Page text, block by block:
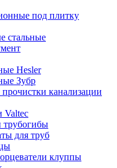
под плитку
стальные
Hesler
Зубр
канализации
Valtec
трубогибы
для труб
клуппы